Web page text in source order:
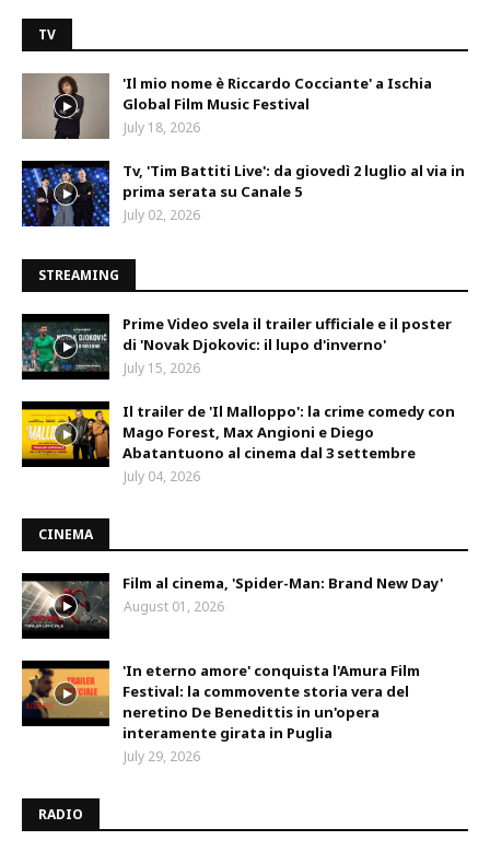
TV
'Il mio nome è Riccardo Cocciante' a Ischia
Global Film Music Festival
July 18, 2026
Tv, 'Tim Battiti Live': da giovedì 2 luglio al via in
prima serata su Canale 5
July 02, 2026
STREAMING
Prime Video svela il trailer ufficiale e il poster
di 'Novak Djokovic: il lupo d'inverno'
July 15, 2026
Il trailer de 'Il Malloppo': la crime comedy con
Mago Forest, Max Angioni e Diego
Abatantuono al cinema dal 3 settembre
July 04, 2026
CINEMA
Film al cinema, 'Spider-Man: Brand New Day'
August 01, 2026
'In eterno amore' conquista l'Amura Film
Festival: la commovente storia vera del
neretino De Benedittis in un'opera
interamente girata in Puglia
July 29, 2026
RADIO